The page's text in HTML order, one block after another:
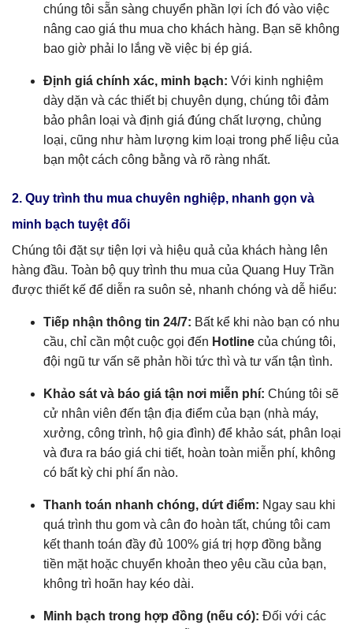
chúng tôi sẵn sàng chuyển phần lợi ích đó vào việc
nâng cao giá thu mua cho khách hàng. Bạn sẽ không
bao giờ phải lo lắng về việc bị ép giá.
Định giá chính xác, minh bạch: Với kinh nghiệm
dày dặn và các thiết bị chuyên dụng, chúng tôi đảm
bảo phân loại và định giá đúng chất lượng, chủng
loại, cũng như hàm lượng kim loại trong phế liệu của
bạn một cách công bằng và rõ ràng nhất.
2. Quy trình thu mua chuyên nghiệp, nhanh gọn và
minh bạch tuyệt đối
Chúng tôi đặt sự tiện lợi và hiệu quả của khách hàng lên
hàng đầu. Toàn bộ quy trình thu mua của Quang Huy Trần
được thiết kế để diễn ra suôn sẻ, nhanh chóng và dễ hiểu:
Tiếp nhận thông tin 24/7: Bất kể khi nào bạn có nhu
cầu, chỉ cần một cuộc gọi đến Hotline của chúng tôi,
đội ngũ tư vấn sẽ phản hồi tức thì và tư vấn tận tình.
Khảo sát và báo giá tận nơi miễn phí: Chúng tôi sẽ
cử nhân viên đến tận địa điểm của bạn (nhà máy,
xưởng, công trình, hộ gia đình) để khảo sát, phân loại
và đưa ra báo giá chi tiết, hoàn toàn miễn phí, không
có bất kỳ chi phí ẩn nào.
Thanh toán nhanh chóng, dứt điểm: Ngay sau khi
quá trình thu gom và cân đo hoàn tất, chúng tôi cam
kết thanh toán đầy đủ 100% giá trị hợp đồng bằng
tiền mặt hoặc chuyển khoản theo yêu cầu của bạn,
không trì hoãn hay kéo dài.
Minh bạch trong hợp đồng (nếu có): Đối với các